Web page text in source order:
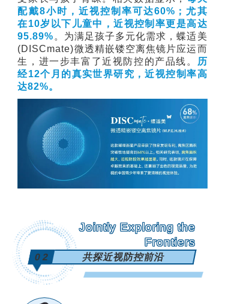
配戴8小时，近视控制率可达60%；尤其
在10岁以下儿童中，近视控制率更是高达
95.89% 。为满足孩子多元化需求，蝶适美
(DISCmate)微透精嵌镂空离焦镜片应运而
生，进一步丰富了近视防控的产品线。
历
经12个月的真实世界研究，近视控制率高
达82%。
Jointly Exploring the
Frontiers
02 共探近视防控前沿